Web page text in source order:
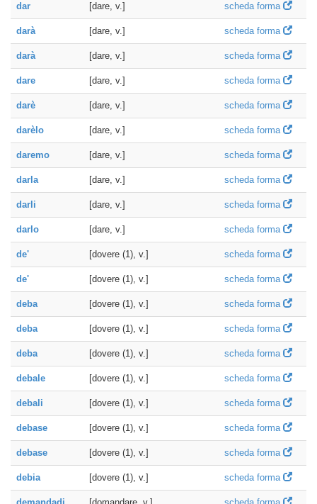
dar [dare, v.] scheda forma
darà [dare, v.] scheda forma
darà [dare, v.] scheda forma
dare [dare, v.] scheda forma
darè [dare, v.] scheda forma
darèlo [dare, v.] scheda forma
daremo [dare, v.] scheda forma
darla [dare, v.] scheda forma
darli [dare, v.] scheda forma
darlo [dare, v.] scheda forma
de' [dovere (1), v.] scheda forma
de' [dovere (1), v.] scheda forma
deba [dovere (1), v.] scheda forma
deba [dovere (1), v.] scheda forma
deba [dovere (1), v.] scheda forma
debale [dovere (1), v.] scheda forma
debali [dovere (1), v.] scheda forma
debase [dovere (1), v.] scheda forma
debase [dovere (1), v.] scheda forma
debia [dovere (1), v.] scheda forma